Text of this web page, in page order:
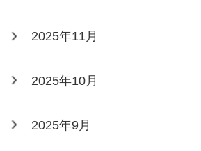
2025年11月
2025年10月
2025年9月